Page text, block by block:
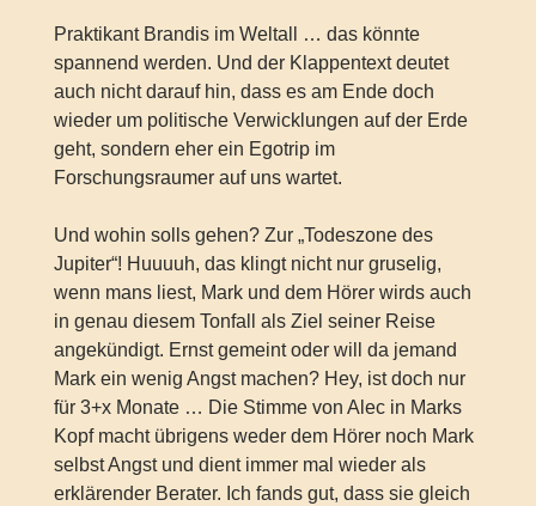
Praktikant Brandis im Weltall … das könnte
spannend werden. Und der Klappentext deutet
auch nicht darauf hin, dass es am Ende doch
wieder um politische Verwicklungen auf der Erde
geht, sondern eher ein Egotrip im
Forschungsraumer auf uns wartet.
Und wohin solls gehen? Zur „Todeszone des
Jupiter“! Huuuuh, das klingt nicht nur gruselig,
wenn mans liest, Mark und dem Hörer wirds auch
in genau diesem Tonfall als Ziel seiner Reise
angekündigt. Ernst gemeint oder will da jemand
Mark ein wenig Angst machen? Hey, ist doch nur
für 3+x Monate … Die Stimme von Alec in Marks
Kopf macht übrigens weder dem Hörer noch Mark
selbst Angst und dient immer mal wieder als
erklärender Berater. Ich fands gut, dass sie gleich